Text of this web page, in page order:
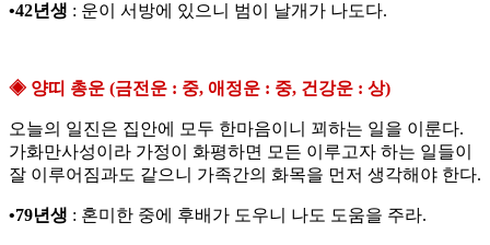
•42년생 : 운이 서방에 있으니 범이 날개가 나도다.
◈ 양띠 총운 (금전운 : 중, 애정운 : 중, 건강운 : 상)
오늘의 일진은 집안에 모두 한마음이니 꾀하는 일을 이룬다.
가화만사성이라 가정이 화평하면 모든 이루고자 하는 일들이
잘 이루어짐과도 같으니 가족간의 화목을 먼저 생각해야 한다.
•79년생 : 혼미한 중에 후배가 도우니 나도 도움을 주라.